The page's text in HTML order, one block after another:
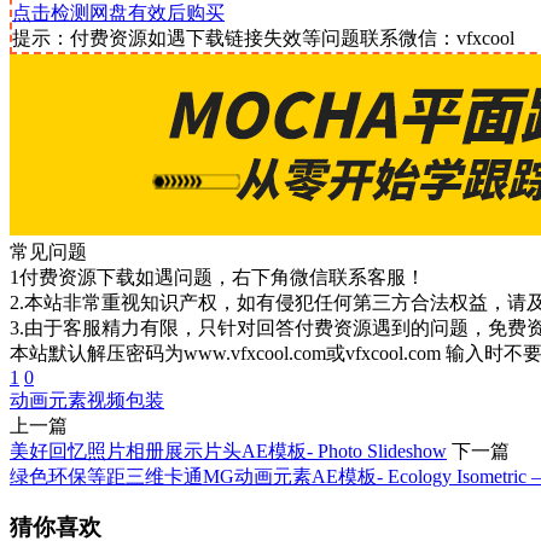
点击检测网盘有效后购买
提示：付费资源如遇下载链接失效等问题联系微信：vfxcool
常见问题
1付费资源下载如遇问题，右下角微信联系客服！
2.本站非常重视知识产权，如有侵犯任何第三方合法权益，请
3.由于客服精力有限，只针对回答付费资源遇到的问题，免费
本站默认解压密码为www.vfxcool.com或vfxcool.com 输入时不
1 0
动画元素视频包装
上一篇
美好回忆照片相册展示片头AE模板- Photo Slideshow 下一篇
绿色环保等距三维卡通MG动画元素AE模板- Ecology Isometric –
猜你喜欢